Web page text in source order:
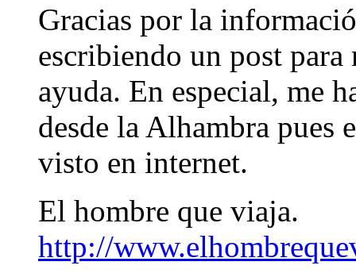
Gracias por la
escribiendo un post
ayuda. En especial, me
desde la Alhambra pues
visto en internet.
El hombre que viaja.
http://